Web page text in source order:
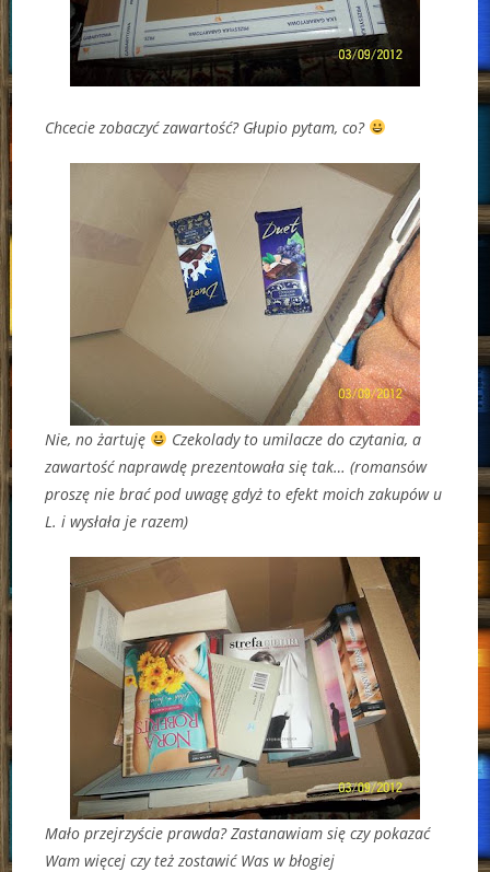
Chcecie zobaczyć zawartość? Głupio pytam, co?
Nie, no żartuję
Czekolady to umilacze do czytania, a
zawartość naprawdę prezentowała się tak… (romansów
proszę nie brać pod uwagę gdyż to efekt moich zakupów u
L. i wysłała je razem)
Mało przejrzyście prawda? Zastanawiam się czy pokazać
Wam więcej czy też zostawić Was w błogiej